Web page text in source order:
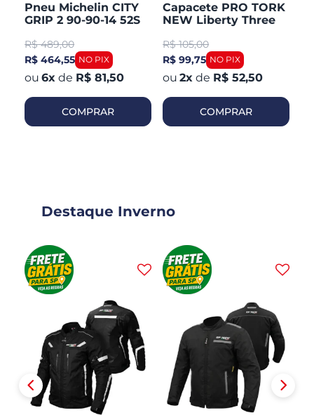
Pneu Michelin CITY
GRIP 2 90-90-14 52S
Dianteiro
R$ 489,00
R$ 464,55
6x de R$ 81,50
COMPRAR
Capacete PRO TORK
NEW Liberty Three
R$ 105,00
R$ 99,75
2x de R$ 52,50
COMPRAR
Destaque Inverno